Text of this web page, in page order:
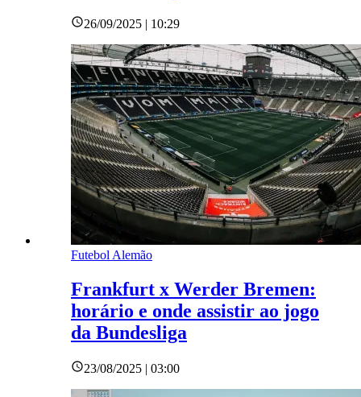
26/09/2025 | 10:29
Futebol Alemão
Frankfurt x Werder Bremen:
horário e onde assistir ao jogo
da Bundesliga
23/08/2025 | 03:00